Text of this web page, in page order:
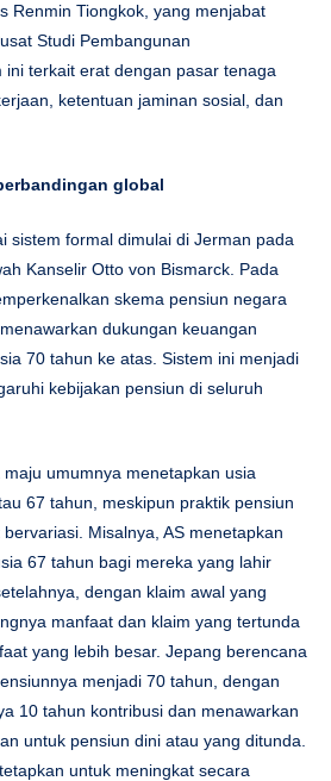
Renmin Tiongkok, yang menjabat
Studi Pembangunan
ini terkait erat dengan pasar tenaga
ketentuan jaminan sosial, dan
global
sistem formal dimulai di Jerman pada
Kanselir Otto von Bismarck. Pada
skema pensiun negara
dukungan keuangan
70 tahun ke atas. Sistem ini menjadi
kebijakan pensiun di seluruh
umumnya menetapkan usia
67 tahun, meskipun praktik pensiun
Misalnya, AS menetapkan
67 tahun bagi mereka yang lahir
dengan klaim awal yang
manfaat dan klaim yang tertunda
yang lebih besar. Jepang berencana
menjadi 70 tahun, dengan
10 tahun kontribusi dan menawarkan
untuk pensiun dini atau yang ditunda.
untuk meningkat secara